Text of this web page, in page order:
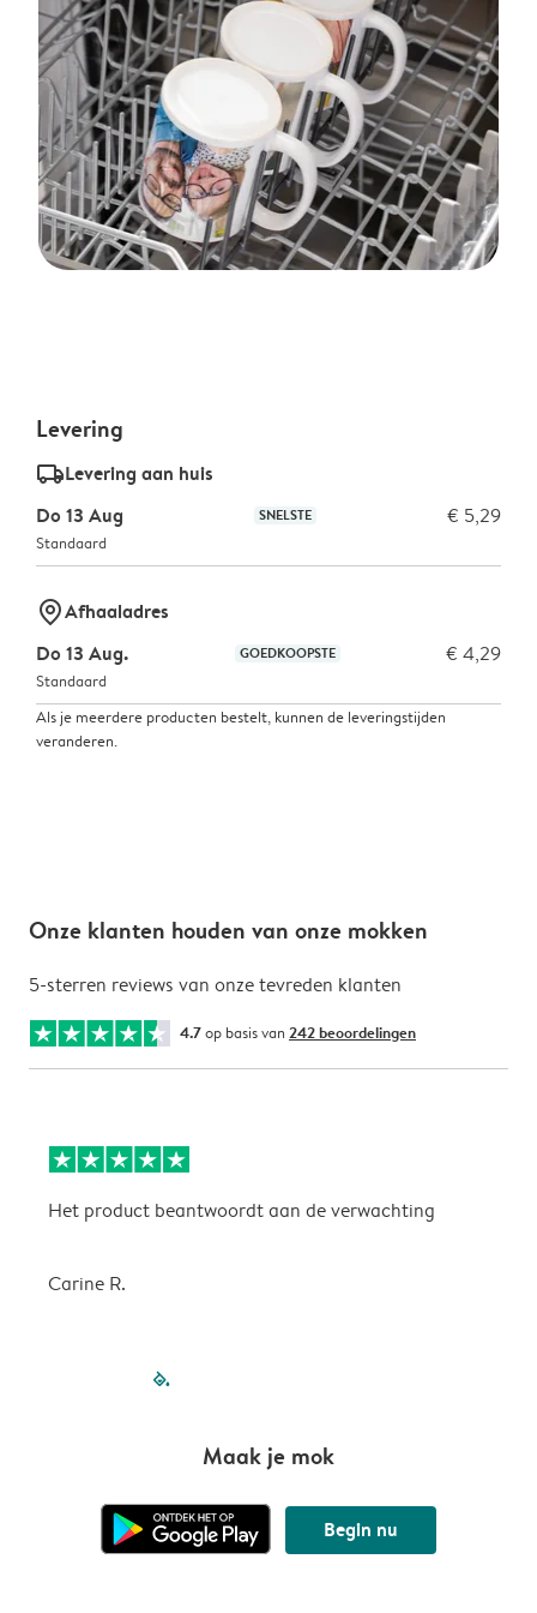
Levering
delivery_standard_v2Levering aan huis
Do 13 Aug
SNELSTE € 5,29
Standaard
marker-pinAfhaaladres
Do 13 Aug.
GOEDKOOPSTE € 4,29
Standaard
Als je meerdere producten bestelt, kunnen de leveringstijden
veranderen.
Onze klanten houden van onze mokken
5-sterren reviews van onze tevreden klanten
4.7op basis van 242 beoordelingen
Het product beantwoordt aan de verwachting
Carine R.
filled-pagination
Maak je mok
Begin nu